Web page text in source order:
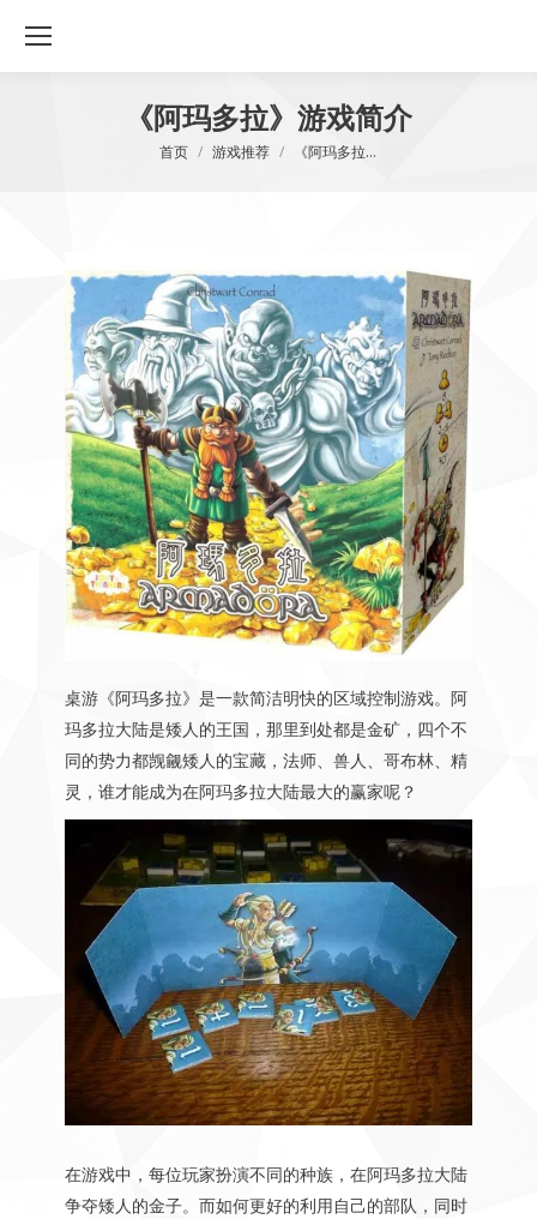
《阿玛多拉》游戏简介
您在这里：
首页 游戏推荐 《阿玛多拉…
桌游《阿玛多拉》是一款简洁明快的区域控制游戏。阿
玛多拉大陆是矮人的王国，那里到处都是金矿，四个不
同的势力都觊觎矮人的宝藏，法师、兽人、哥布林、精
灵，谁才能成为在阿玛多拉大陆最大的赢家呢？
在游戏中，每位玩家扮演不同的种族，在阿玛多拉大陆
争夺矮人的金子。而如何更好的利用自己的部队，同时